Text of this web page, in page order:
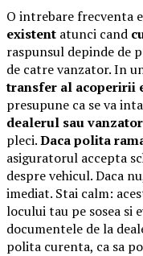
O intrebare frecventa
existent atunci cand
raspunsul depinde de
de catre vanzator. In
transfer al acoperirii
presupune ca se va
dealerul sau
pleci.Daca polita
asiguratorul accepta
despre vehicul. Daca
imediat. Stai calm:
locului tau pe sosea si
documentele de la
polita curenta, ca sa